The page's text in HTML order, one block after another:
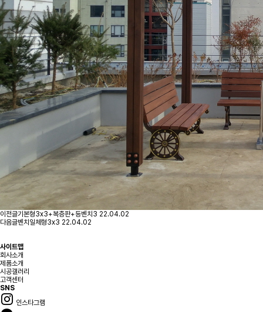
이전글기본형3x3+복층판+등벤치3 22.04.02
다음글벤치일체형3x3 22.04.02
사이트맵
회사소개
제품소개
시공갤러리
고객센터
SNS
인스타그램